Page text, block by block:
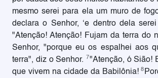
mesmo serei para ela um muro de
declara o Senhor, ‘e dentro dela
"Atenção! Atenção! Fujam da terra do
Senhor, "porque eu os espalhei aos
terra", diz o Senhor. 7"Atenção, ó Sião!
que vivem na cidade da Babilônia!8